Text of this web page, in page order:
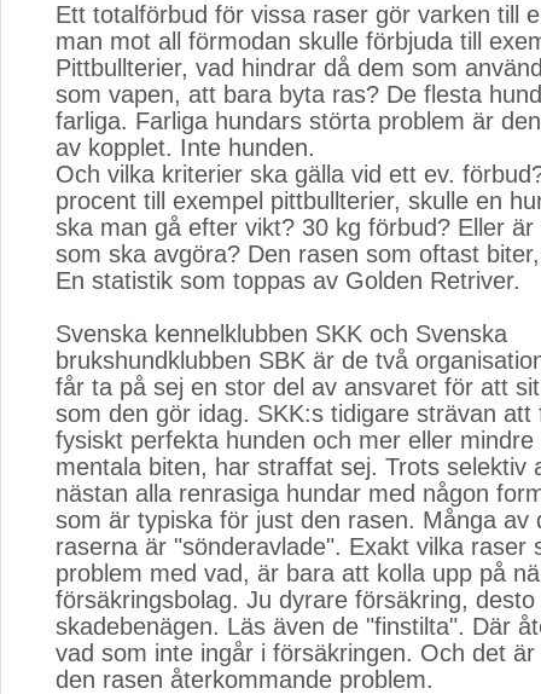
Ett totalförbud för vissa raser gör varken till
man mot all förmodan skulle förbjuda till
Pittbullterier, vad hindrar då dem som
som vapen, att bara byta ras? De flesta
farliga. Farliga hundars störta problem är
av kopplet. Inte hunden.
Och vilka kriterier ska gälla vid ett ev.
procent till exempel pittbullterier, skulle en
ska man gå efter vikt? 30 kg förbud? Eller
som ska avgöra? Den rasen som oftast
En statistik som toppas av Golden Retriver.
Svenska kennelklubben SKK och Svenska
brukshundklubben SBK är de två
får ta på sej en stor del av ansvaret för att
som den gör idag. SKK:s tidigare strävan att
fysiskt perfekta hunden och mer eller
mentala biten, har straffat sej. Trots selektiv
nästan alla renrasiga hundar med någon
som är typiska för just den rasen. Många av
raserna är "sönderavlade". Exakt vilka raser
problem med vad, är bara att kolla upp på
försäkringsbolag. Ju dyrare försäkring,
skadebenägen. Läs även de "finstilta". Där
vad som inte ingår i försäkringen. Och det
den rasen återkommande problem.